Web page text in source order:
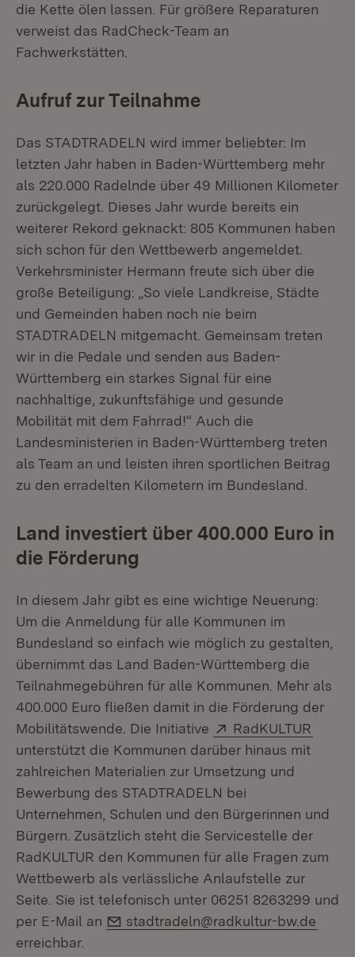
die Kette ölen lassen. Für größere Reparaturen
verweist das RadCheck-Team an
Fachwerkstätten.
Aufruf zur Teilnahme
Das STADTRADELN wird immer beliebter: Im
letzten Jahr haben in Baden-Württemberg mehr
als 220.000 Radelnde über 49 Millionen Kilometer
zurückgelegt. Dieses Jahr wurde bereits ein
weiterer Rekord geknackt: 805 Kommunen haben
sich schon für den Wettbewerb angemeldet.
Verkehrsminister Hermann freute sich über die
große Beteiligung: „So viele Landkreise, Städte
und Gemeinden haben noch nie beim
STADTRADELN mitgemacht. Gemeinsam treten
wir in die Pedale und senden aus Baden-
Württemberg ein starkes Signal für eine
nachhaltige, zukunftsfähige und gesunde
Mobilität mit dem Fahrrad!“ Auch die
Landesministerien in Baden-Württemberg treten
als Team an und leisten ihren sportlichen Beitrag
zu den erradelten Kilometern im Bundesland.
Land investiert über 400.000 Euro in
die Förderung
In diesem Jahr gibt es eine wichtige Neuerung:
Um die Anmeldung für alle Kommunen im
Bundesland so einfach wie möglich zu gestalten,
übernimmt das Land Baden-Württemberg die
Teilnahmegebühren für alle Kommunen. Mehr als
400.000 Euro fließen damit in die Förderung der
Mobilitätswende. Die Initiative
Extern:
RadKULTUR
unterstützt die Kommunen darüber hinaus mit
zahlreichen Materialien zur Umsetzung und
Bewerbung des STADTRADELN bei
Unternehmen, Schulen und den Bürgerinnen und
Bürgern. Zusätzlich steht die Servicestelle der
RadKULTUR den Kommunen für alle Fragen zum
Wettbewerb als verlässliche Anlaufstelle zur
Seite. Sie ist telefonisch unter 06251 8263299 und
per E-Mail an
E-Mail:
stadtradeln@radkultur-bw.de
erreichbar.